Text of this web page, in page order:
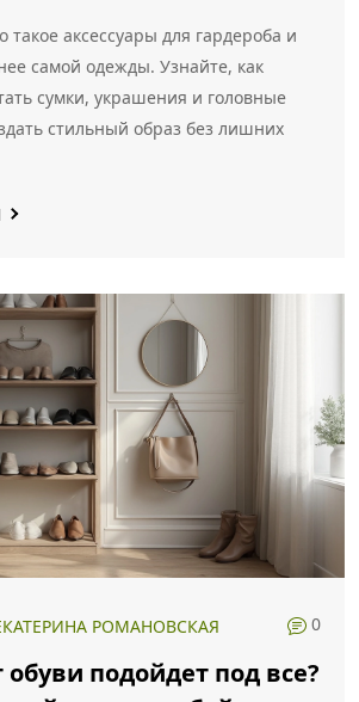
такое аксессуары для гардероба и
самой одежды. Узнайте, как
сумки, украшения и головные
стильный образ без лишних
РОМАНОВСКАЯ 0
подойдет под все?